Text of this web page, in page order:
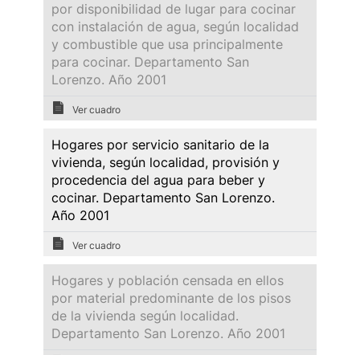
por disponibilidad de lugar para cocinar
con instalación de agua, según localidad
y combustible que usa principalmente
para cocinar. Departamento San
Lorenzo. Año 2001
Ver cuadro
Hogares por servicio sanitario de la
vivienda, según localidad, provisión y
procedencia del agua para beber y
cocinar. Departamento San Lorenzo.
Año 2001
Ver cuadro
Hogares y población censada en ellos
por material predominante de los pisos
de la vivienda según localidad.
Departamento San Lorenzo. Año 2001